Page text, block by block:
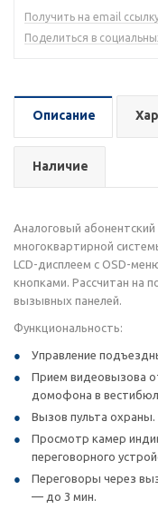
Получить на email
Поделиться в
Описание
Наличие
Аналоговый
многоквартирной
LCD-дисплеем с OSD-
кнопками. Рассчитан на
вызывных панелей.
Функциональность:
Управление
Прием видеовызова
домофона в
Вызов пульта охраны.
Просмотр камер
переговорного
Переговоры через
— до 3 мин.